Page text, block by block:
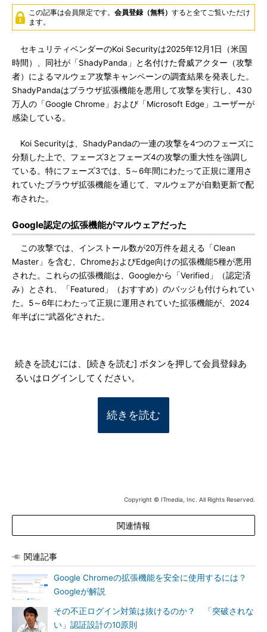
この記事は会員限定です。 会員登録（無料） すると全てご覧いただけ
ます。
セキュリティベンダーのKoi Securityは2025年12月1日（米国
時間）、同社が「ShadyPanda」と名付けた脅威アクター（攻撃
者）によるマルウェア攻撃キャンペーンの調査結果を発表した。
ShadyPandaはブラウザ拡張機能を悪用して攻撃を実行し、430
万人の「Google Chrome」および「Microsoft Edge」ユーザーが
感染している。
Koi Securityは、ShadyPandaの一連の攻撃を4つのフェーズに
分類した上で、フェーズ3とフェーズ4の攻撃の重大性を強調し
ている。特にフェーズ3では、5～6年間にわたって正規に運用さ
れていたブラウザ拡張機能を通じて、マルウェアが自動更新で配
布された。
Google認定の拡張機能がマルウェアだった
この攻撃では、インストール数が20万件を超える「Clean
Master」を含む、ChromeおよびEdge向けの拡張機能5種が悪用
された。これらの拡張機能は、Googleから「Verified」（認定済
み）とされ、「Featured」（おすすめ）のバッジも付けられてい
た。5～6年にわたって正規に運用されていた拡張機能が、2024
年半ばに“武器化”された。
続きを読むには、[続きを読む] ボタンを押して会員登録あ
るいはログインしてください。
続きを読む
Copyright © ITmedia, Inc. All Rights Reserved.
関連情報
関連記事
Google Chromeの拡張機能を安全に使用するには？
Googleが解説
その不正ログイン対策は抜けるのか？ 「突破されな
い」認証設計の10原則